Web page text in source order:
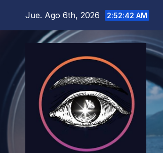
Jue. Ago 6th, 2026 2:52:44 AM